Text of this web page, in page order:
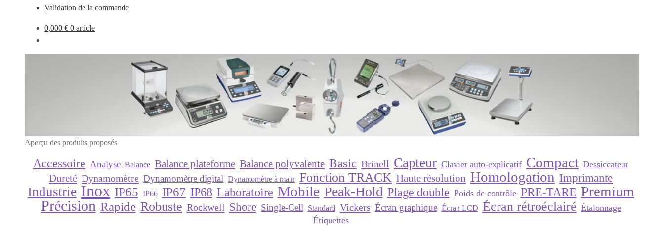
Validation de la commande
0,000 € 0 article
Aperçu des produits proposés
Accessoire Analyse Balance Balance plateforme Balance polyvalente Basic Brinell Capteur Clavier auto-explicatif Compact Dessiccateur
Dureté Dynamomètre Dynamomètre digital Dynamomètre à main Fonction TRACK Haute résolution Homologation Imprimante
Industrie Inox IP65 IP66 IP67 IP68 Laboratoire Mobile Peak-Hold Plage double Poids de contrôle PRE-TARE Premium
Précision Rapide Robuste Rockwell Shore Single-Cell Standard Vickers Écran graphique Écran LCD Écran rétroéclairé Étalonnage
Étiquettes